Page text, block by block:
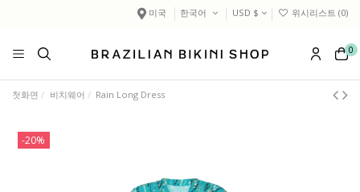
미국 한국어 USD $ 위시리스트 (0)
0
첫화면 비치웨어 Rain Long Dress
-20%